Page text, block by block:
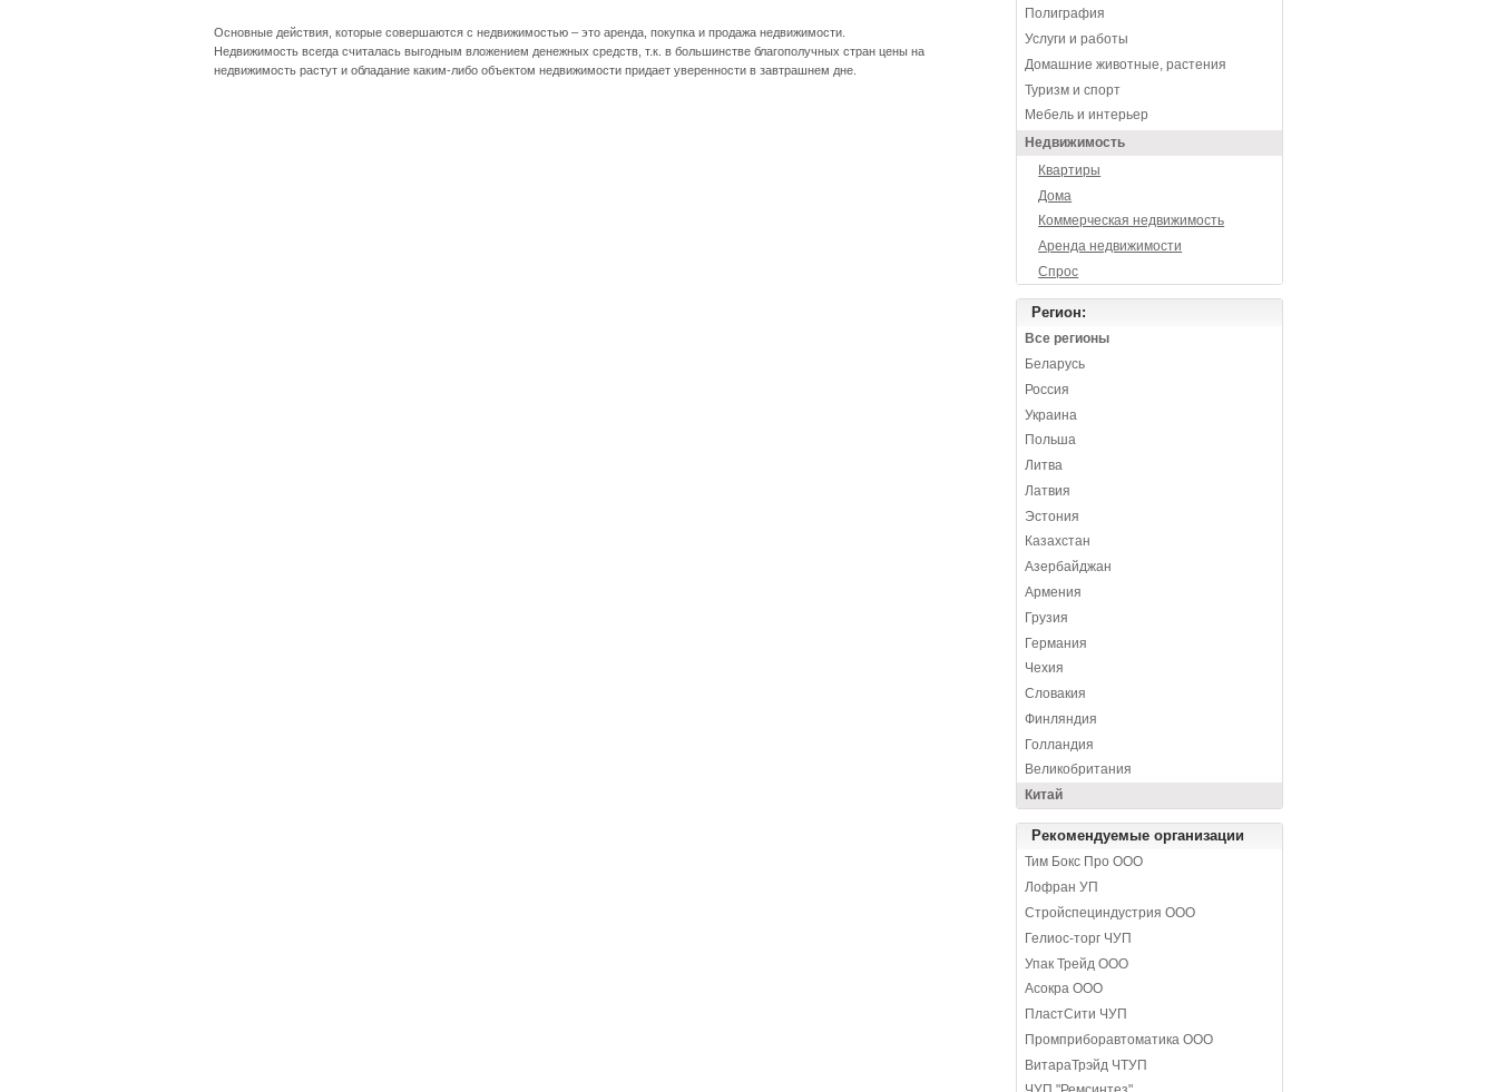
Основные действия, которые совершаются с недвижимостью – это аренда, покупка и продажа недвижимости.
Недвижимость всегда считалась выгодным вложением денежных средств, т.к. в большинстве благополучных стран цены на
недвижимость растут и обладание каким-либо объектом недвижимости придает уверенности в завтрашнем дне.
Полиграфия
Услуги и работы
Домашние животные, растения
Туризм и спорт
Мебель и интерьер
Недвижимость
Квартиры
Дома
Коммерческая недвижимость
Аренда недвижимости
Спрос
Регион:
Все регионы
Беларусь
Россия
Украина
Польша
Литва
Латвия
Эстония
Казахстан
Азербайджан
Армения
Грузия
Германия
Чехия
Словакия
Финляндия
Голландия
Великобритания
Китай
Рекомендуемые организации
Тим Бокс Про ООО
Лофран УП
Стройспециндустрия ООО
Гелиос-торг ЧУП
Упак Трейд ООО
Асокра ООО
ПластСити ЧУП
Промприборавтоматика ООО
ВитараТрэйд ЧТУП